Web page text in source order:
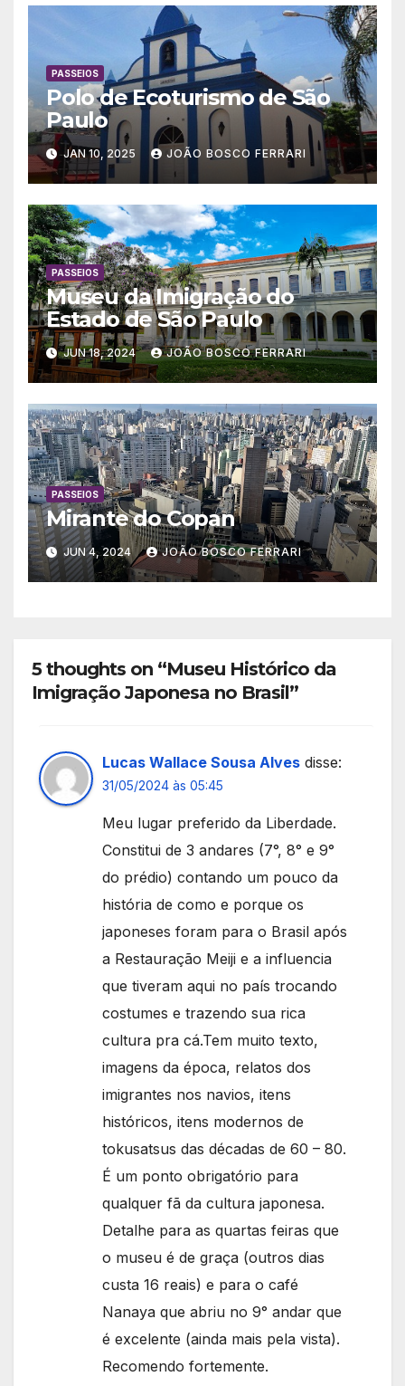
PASSEIOS
Polo de Ecoturismo de São
Paulo
JAN 10, 2025 JOÃO BOSCO FERRARI
PASSEIOS
Museu da Imigração do
Estado de São Paulo
JUN 18, 2024 JOÃO BOSCO FERRARI
PASSEIOS
Mirante do Copan
JUN 4, 2024 JOÃO BOSCO FERRARI
5 thoughts on “Museu Histórico da
Imigração Japonesa no Brasil”
Lucas Wallace Sousa Alves disse:
31/05/2024 às 05:45
Meu lugar preferido da Liberdade.
Constitui de 3 andares (7°, 8° e 9°
do prédio) contando um pouco da
história de como e porque os
japoneses foram para o Brasil após
a Restauração Meiji e a influencia
que tiveram aqui no país trocando
costumes e trazendo sua rica
cultura pra cá.Tem muito texto,
imagens da época, relatos dos
imigrantes nos navios, itens
históricos, itens modernos de
tokusatsus das décadas de 60 – 80.
É um ponto obrigatório para
qualquer fã da cultura japonesa.
Detalhe para as quartas feiras que
o museu é de graça (outros dias
custa 16 reais) e para o café
Nanaya que abriu no 9° andar que
é excelente (ainda mais pela vista).
Recomendo fortemente.